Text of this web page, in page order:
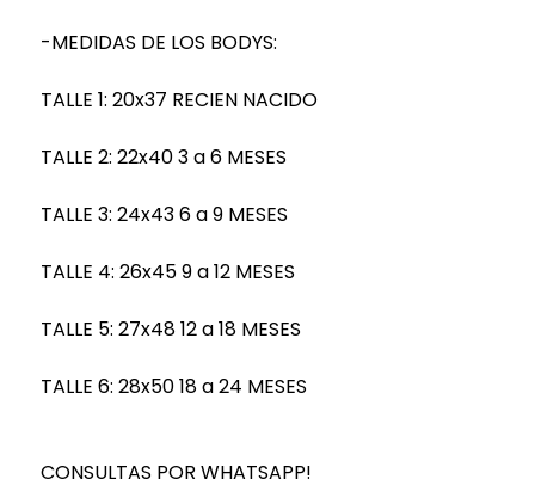
-MEDIDAS DE LOS BODYS:
TALLE 1: 20x37 RECIEN NACIDO
TALLE 2: 22x40 3 a 6 MESES
TALLE 3: 24x43 6 a 9 MESES
TALLE 4: 26x45 9 a 12 MESES
TALLE 5: 27x48 12 a 18 MESES
TALLE 6: 28x50 18 a 24 MESES
CONSULTAS POR WHATSAPP!